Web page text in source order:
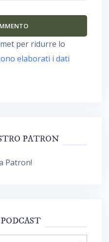
per ridurre lo
elaborati i dati
PATRON
Patron!